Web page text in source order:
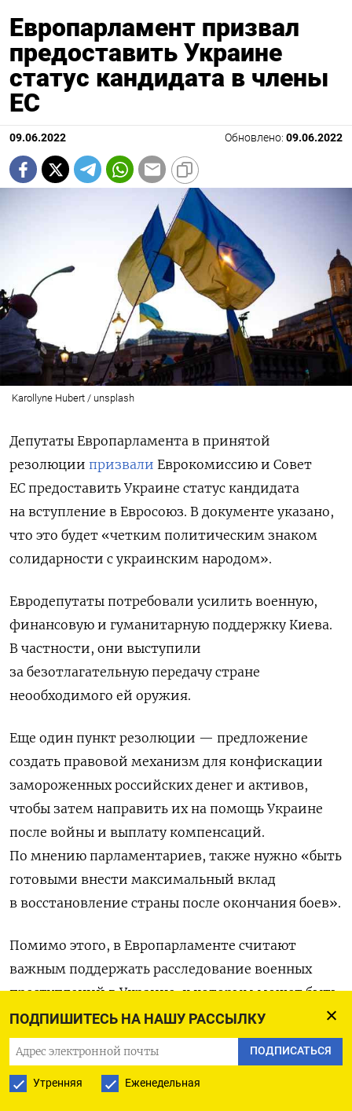
ПОДПИШИТЕСЬ НА НАШУ РАССЫЛКУ
ПОДПИСАТЬСЯ
Утренняя Еженедельная
Европарламент призвал
предоставить Украине
статус кандидата в члены
ЕС
09.06.2022 Обновлено: 09.06.2022
Karollyne Hubert / unsplash
Депутаты Европарламента в принятой
резолюции призвали Еврокомиссию и Совет
ЕС предоставить Украине статус кандидата
на вступление в Евросоюз. В документе указано,
что это будет «четким политическим знаком
солидарности с украинским народом».
Евродепутаты потребовали усилить военную,
финансовую и гуманитарную поддержку Киева.
В частности, они выступили
за безотлагательную передачу стране
неообходимого ей оружия.
Еще один пункт резолюции — предложение
создать правовой механизм для конфискации
замороженных российских денег и активов,
чтобы затем направить их на помощь Украине
после войны и выплату компенсаций.
По мнению парламентариев, также нужно «быть
готовыми внести максимальный вклад
в восстановление страны после окончания боев».
Помимо этого, в Европарламенте считают
важным поддержать расследование военных
преступлений в Украине, к которым может быть
причастна Россия, и создать специальный
трибунал ООН.
Отдельное внимание в документе уделено